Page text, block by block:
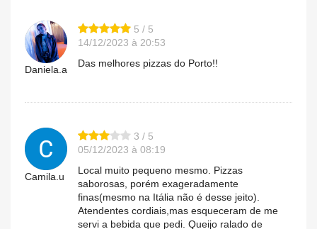
Daniela.a
5 / 5
14/12/2023 à 20:53
Das melhores pizzas do Porto!!
Camila.u
3 / 5
05/12/2023 à 08:19
Local muito pequeno mesmo. Pizzas
saborosas, porém exageradamente
finas(mesmo na Itália não é desse jeito).
Atendentes cordiais,mas esqueceram de me
servi a bebida que pedi. Queijo ralado de